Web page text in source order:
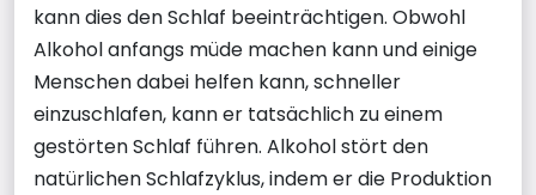
kann dies den Schlaf beeinträchtigen. Obwohl
Alkohol anfangs müde machen kann und einige
Menschen dabei helfen kann, schneller
einzuschlafen, kann er tatsächlich zu einem
gestörten Schlaf führen. Alkohol stört den
natürlichen Schlafzyklus, indem er die Produktion